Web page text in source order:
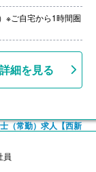
ます。
年度実績、経験によ
※ご自宅から1時間圏
細を見る
（常勤）求人【西新
員